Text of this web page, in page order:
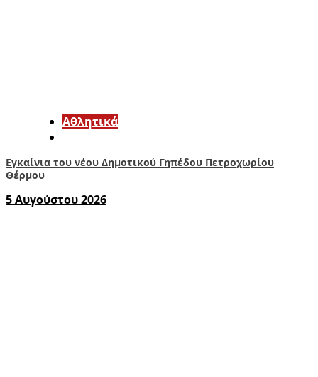
Αθλητικά
Εγκαίνια του νέου Δημοτικού Γηπέδου Πετροχωρίου
Θέρμου
5 Αυγούστου 2026